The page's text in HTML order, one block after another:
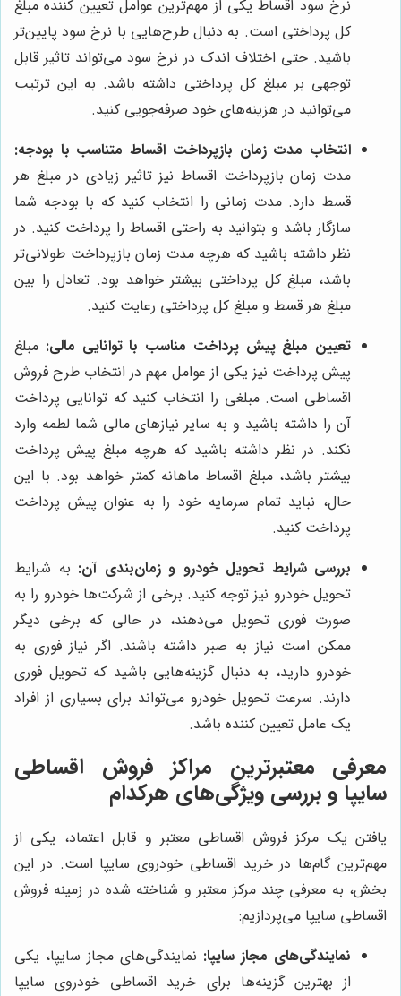
نرخ سود اقساط یکی از مهم‌ترین عوامل تعیین کننده مبلغ
کل پرداختی است. به دنبال طرح‌هایی با نرخ سود پایین‌تر
باشید. حتی اختلاف اندک در نرخ سود می‌تواند تاثیر قابل
توجهی بر مبلغ کل پرداختی داشته باشد. به این ترتیب
می‌توانید در هزینه‌های خود صرفه‌جویی کنید.
انتخاب مدت زمان بازپرداخت اقساط متناسب با بودجه:
مدت زمان بازپرداخت اقساط نیز تاثیر زیادی در مبلغ هر
قسط دارد. مدت زمانی را انتخاب کنید که با بودجه شما
سازگار باشد و بتوانید به راحتی اقساط را پرداخت کنید. در
نظر داشته باشید که هرچه مدت زمان بازپرداخت طولانی‌تر
باشد، مبلغ کل پرداختی بیشتر خواهد بود. تعادل را بین
مبلغ هر قسط و مبلغ کل پرداختی رعایت کنید.
تعیین مبلغ پیش پرداخت مناسب با توانایی مالی: مبلغ
پیش پرداخت نیز یکی از عوامل مهم در انتخاب طرح فروش
اقساطی است. مبلغی را انتخاب کنید که توانایی پرداخت
آن را داشته باشید و به سایر نیازهای مالی شما لطمه وارد
نکند. در نظر داشته باشید که هرچه مبلغ پیش پرداخت
بیشتر باشد، مبلغ اقساط ماهانه کمتر خواهد بود. با این
حال، نباید تمام سرمایه خود را به عنوان پیش پرداخت
پرداخت کنید.
بررسی شرایط تحویل خودرو و زمان‌بندی آن: به شرایط
تحویل خودرو نیز توجه کنید. برخی از شرکت‌ها خودرو را به
صورت فوری تحویل می‌دهند، در حالی که برخی دیگر
ممکن است نیاز به صبر داشته باشند. اگر نیاز فوری به
خودرو دارید، به دنبال گزینه‌هایی باشید که تحویل فوری
دارند. سرعت تحویل خودرو می‌تواند برای بسیاری از افراد
یک عامل تعیین کننده باشد.
معرفی معتبرترین مراکز فروش اقساطی
سایپا و بررسی ویژگی‌های هرکدام
یافتن یک مرکز فروش اقساطی معتبر و قابل اعتماد، یکی از
مهم‌ترین گام‌ها در خرید اقساطی خودروی سایپا است. در این
بخش، به معرفی چند مرکز معتبر و شناخته شده در زمینه فروش
اقساطی سایپا می‌پردازیم:
نمایندگی‌های مجاز سایپا: نمایندگی‌های مجاز سایپا، یکی
از بهترین گزینه‌ها برای خرید اقساطی خودروی سایپا